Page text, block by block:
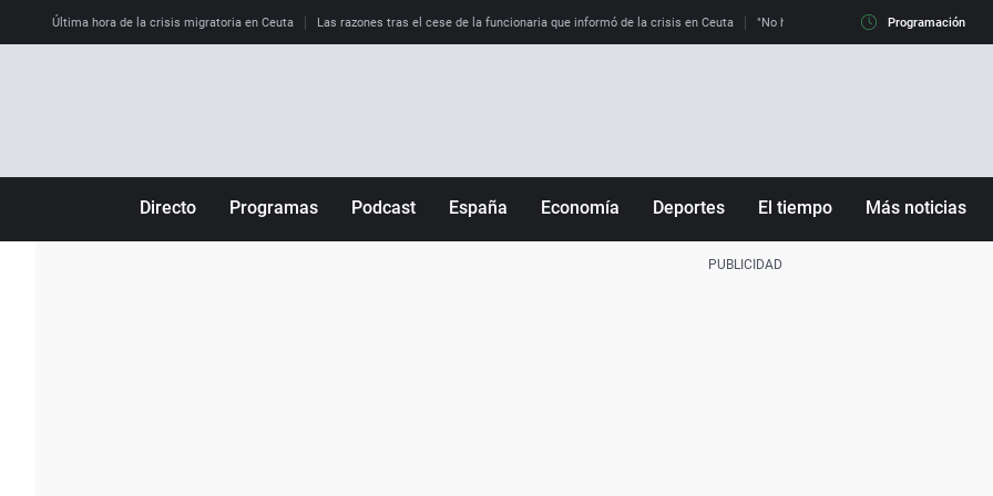
Última hora de la crisis migratoria en Ceuta Las razones tras el cese de la funcionaria que informó de la crisis en Ceuta "No hay mafias, que no nos engañen":
Programación
Directo Programas Podcast España Economía Deportes El tiempo Más noticias